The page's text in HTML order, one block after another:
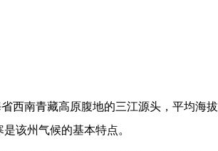
西南青藏高原腹地的三江源头，平均海拔
该州气候的基本特点。